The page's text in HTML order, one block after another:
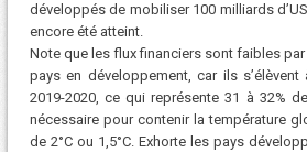
développés de mobiliser 100 milliards
encore été atteint.
Note que les flux financiers sont faibles
pays en développement, car ils s’élèvent
2019-2020, ce qui représente 31 à 32%
nécessaire pour contenir la température
de 2°C ou 1,5°C. Exhorte les pays